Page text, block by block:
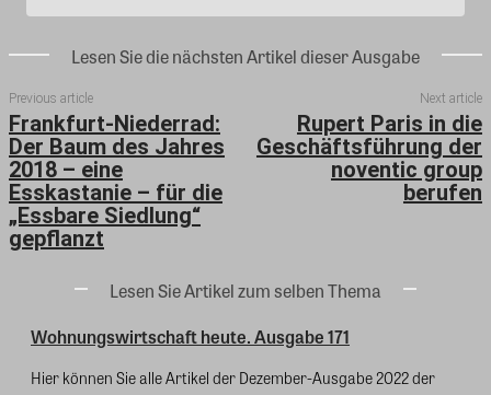
Lesen Sie die nächsten Artikel dieser Ausgabe
Previous article
Frankfurt-Niederrad:
Der Baum des Jahres
2018 – eine
Esskastanie – für die
„Essbare Siedlung“
gepflanzt
Next article
Rupert Paris in die
Geschäftsführung der
noventic group
berufen
Lesen Sie Artikel zum selben Thema
Wohnungswirtschaft heute. Ausgabe 171
Hier können Sie alle Artikel der Dezember-Ausgabe 2022 der